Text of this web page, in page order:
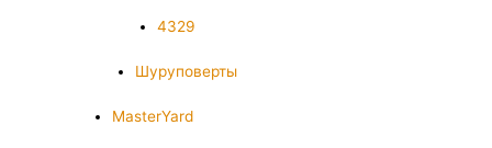
4329
Шуруповерты
MasterYard